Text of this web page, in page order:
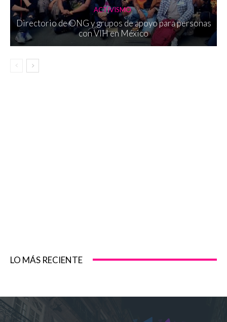
ACTIVISMO
Directorio de ONG y grupos de apoyo para personas
con VIH en México
LO MÁS RECIENTE